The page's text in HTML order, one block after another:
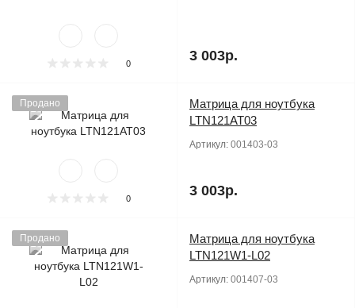
0 3 003р.
Продано
0
Матрица для ноутбука
LTN121AT03
Артикул: 001403-03
3 003р.
Продано
Матрица для ноутбука
LTN121W1-L02
Артикул: 001407-03